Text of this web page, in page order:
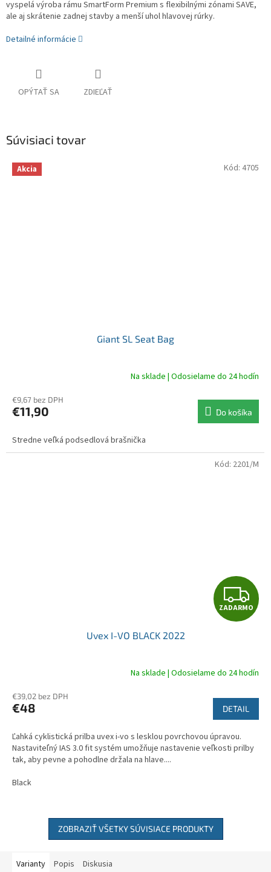
vyspelá výroba rámu SmartForm Premium s flexibilnými zónami SAVE,
ale aj skrátenie zadnej stavby a menší uhol hlavovej rúrky.
Detailné informácie
OPÝTAŤ SA ZDIEĽAŤ
Súvisiaci tovar
Akcia
Giant SL Seat Bag
Na sklade | Odosielame do 24 hodín
€9,67 bez DPH
€11,90 Do košíka
Stredne veľká podsedlová brašnička
Kód: 4705
Z
A
A
R
M
O
ZADARMO
Uvex I-VO BLACK 2022
Na sklade | Odosielame do 24 hodín
€39,02 bez DPH
€48 DETAIL
Ľahká cyklistická prilba uvex i-vo s lesklou povrchovou úpravou.
Nastaviteľný IAS 3.0 fit systém umožňuje nastavenie veľkosti prilby
tak, aby pevne a pohodlne držala na hlave....
Black
Kód: 2201/M
ZOBRAZIŤ VŠETKY SÚVISIACE PRODUKTY
Varianty Popis Diskusia